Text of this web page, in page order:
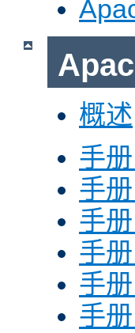
概述
手
手
手
手
手
手